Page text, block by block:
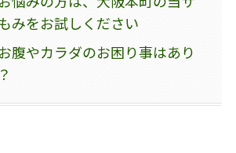
みをお試しください
腹やカラダのお困り事はあり